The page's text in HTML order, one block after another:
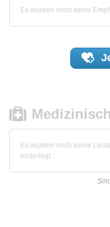
Es wurden noch keine
Es wurden noch keine
hinterlegt.